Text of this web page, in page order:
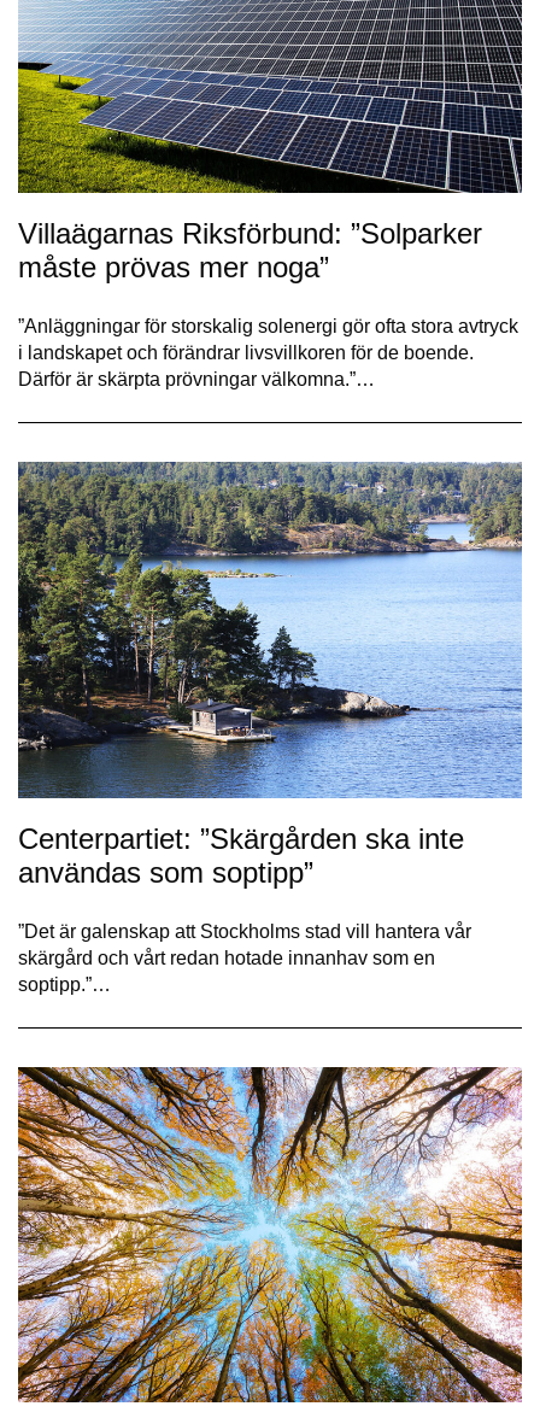
Villaägarnas Riksförbund: ”Solparker
måste prövas mer noga”
”Anläggningar för storskalig solenergi gör ofta stora avtryck
i landskapet och förändrar livsvillkoren för de boende.
Därför är skärpta prövningar välkomna.”…
Centerpartiet: ”Skärgården ska inte
användas som soptipp”
”Det är galenskap att Stockholms stad vill hantera vår
skärgård och vårt redan hotade innanhav som en
soptipp.”…